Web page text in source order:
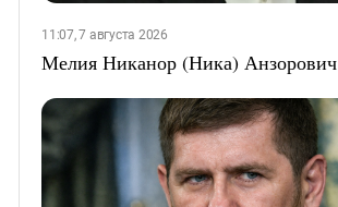
11:07, 7 августа 2026
Мелия Никанор (Ника) Анзорович